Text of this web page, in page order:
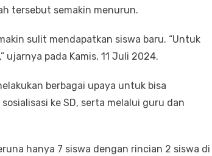
tersebut semakin menurun.
sulit mendapatkan siswa baru. “Untuk
ujarnya pada Kamis, 11 Juli 2024.
berbagai upaya untuk bisa
ke SD, serta melalui guru dan
hanya 7 siswa dengan rincian 2 siswa di